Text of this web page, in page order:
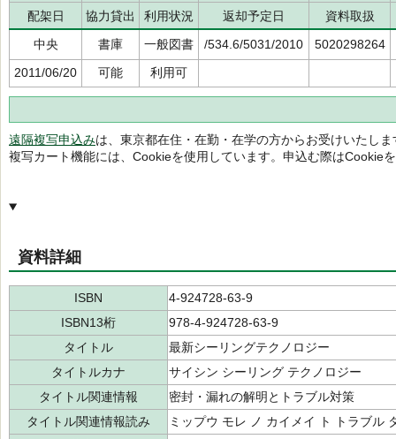
配架日
協力貸出 利用状況 返却予定日
資料取扱
中央
書庫 一般図書 /534.6/5031/2010
5020298264
2011/06/20
可能 利用可
遠隔複写申込みは、東京都在住・在勤・在学の方からお受けいたしま
複写カート機能には、Cookieを使用しています。申込む際はCookie
資料詳細
ISBN
4-924728-63-9
ISBN13桁
978-4-924728-63-9
タイトル
最新シーリングテクノロジー
タイトルカナ
サイシン シーリング テクノロジー
タイトル関連情報
密封・漏れの解明とトラブル対策
タイトル関連情報読み
ミップウ モレ ノ カイメイ ト トラブル